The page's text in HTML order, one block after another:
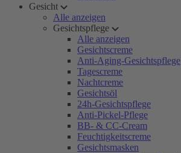
Gesicht
Alle anzeigen
Gesichtspflege
Alle anzeigen
Gesichtscreme
Anti-Aging-Gesichtspflege
Tagescreme
Nachtcreme
Gesichtsöl
24h-Gesichtspflege
Anti-Pickel-Pflege
BB- & CC-Cream
Feuchtigkeitscreme
Gesichtsmasken